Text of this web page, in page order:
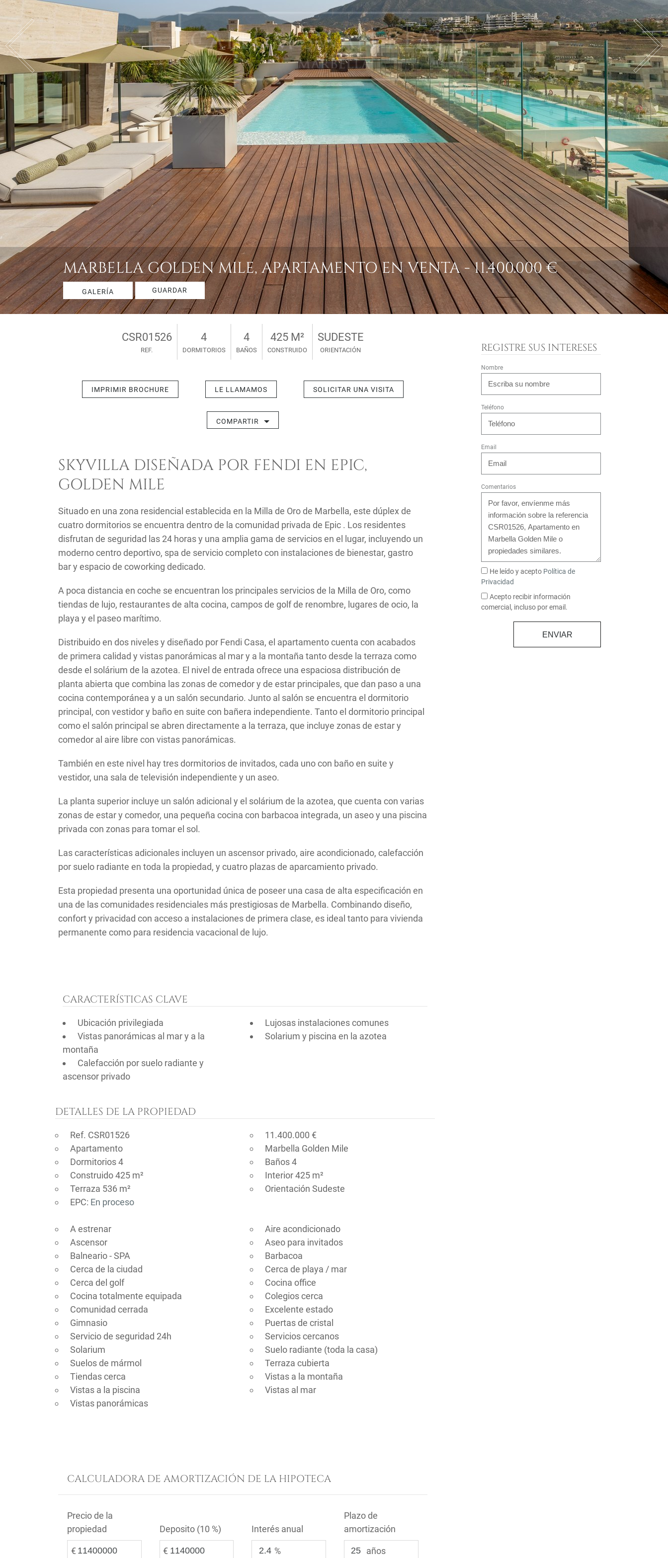
MARBELLA GOLDEN MILE, APARTAMENTO EN VENTA - 11.400.000 €
GALERÍA GUARDAR
CSR01526
REF.
4
DORMITORIOS
4
BAÑOS
425 M²
CONSTRUIDO
SUDESTE
ORIENTACIÓN
IMPRIMIR BROCHURE LE LLAMAMOS SOLICITAR UNA VISITA
COMPARTIR
SKYVILLA DISEÑADA POR FENDI EN EPIC,
GOLDEN MILE
Situado en una zona residencial establecida en la Milla de Oro de Marbella, este dúplex de
cuatro dormitorios se encuentra dentro de la comunidad privada de Epic . Los residentes
disfrutan de seguridad las 24 horas y una amplia gama de servicios en el lugar, incluyendo un
moderno centro deportivo, spa de servicio completo con instalaciones de bienestar, gastro
bar y espacio de coworking dedicado.
A poca distancia en coche se encuentran los principales servicios de la Milla de Oro, como
tiendas de lujo, restaurantes de alta cocina, campos de golf de renombre, lugares de ocio, la
playa y el paseo marítimo.
Distribuido en dos niveles y diseñado por Fendi Casa, el apartamento cuenta con acabados
de primera calidad y vistas panorámicas al mar y a la montaña tanto desde la terraza como
desde el solárium de la azotea. El nivel de entrada ofrece una espaciosa distribución de
planta abierta que combina las zonas de comedor y de estar principales, que dan paso a una
cocina contemporánea y a un salón secundario. Junto al salón se encuentra el dormitorio
principal, con vestidor y baño en suite con bañera independiente. Tanto el dormitorio principal
como el salón principal se abren directamente a la terraza, que incluye zonas de estar y
comedor al aire libre con vistas panorámicas.
También en este nivel hay tres dormitorios de invitados, cada uno con baño en suite y
vestidor, una sala de televisión independiente y un aseo.
La planta superior incluye un salón adicional y el solárium de la azotea, que cuenta con varias
zonas de estar y comedor, una pequeña cocina con barbacoa integrada, un aseo y una piscina
privada con zonas para tomar el sol.
Las características adicionales incluyen un ascensor privado, aire acondicionado, calefacción
por suelo radiante en toda la propiedad, y cuatro plazas de aparcamiento privado.
Esta propiedad presenta una oportunidad única de poseer una casa de alta especificación en
una de las comunidades residenciales más prestigiosas de Marbella. Combinando diseño,
confort y privacidad con acceso a instalaciones de primera clase, es ideal tanto para vivienda
permanente como para residencia vacacional de lujo.
CARACTERÍSTICAS CLAVE
Ubicación privilegiada
Lujosas instalaciones comunes
Vistas panorámicas al mar y a la
montaña
Solarium y piscina en la azotea
Calefacción por suelo radiante y
ascensor privado
DETALLES DE LA PROPIEDAD
Ref. CSR01526
11.400.000 €
Apartamento
Marbella Golden Mile
Dormitorios 4
Baños 4
Construido 425 m²
Interior 425 m²
Terraza 536 m²
Orientación Sudeste
EPC: En proceso
A estrenar
Aire acondicionado
Ascensor
Aseo para invitados
Balneario - SPA
Barbacoa
Cerca de la ciudad
Cerca de playa / mar
Cerca del golf
Cocina office
Cocina totalmente equipada
Colegios cerca
Comunidad cerrada
Excelente estado
Gimnasio
Puertas de cristal
Servicio de seguridad 24h
Servicios cercanos
Solarium
Suelo radiante (toda la casa)
Suelos de mármol
Terraza cubierta
Tiendas cerca
Vistas a la montaña
Vistas a la piscina
Vistas al mar
Vistas panorámicas
CALCULADORA DE AMORTIZACIÓN DE LA HIPOTECA
Precio de la
propiedad
€
Deposito (10 %)
€
Interés anual
%
Plazo de
amortización
años
REGISTRE SUS INTERESES
Nombre
Teléfono
Email
Comentarios
He leído y acepto Política de
Privacidad
Acepto recibir información
comercial, incluso por email.
ENVIAR